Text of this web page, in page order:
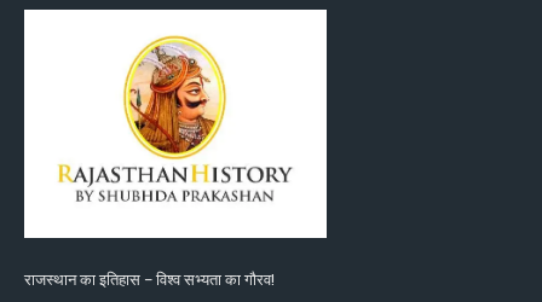
राजस्थान का इतिहास – विश्व सभ्यता का गौरव!